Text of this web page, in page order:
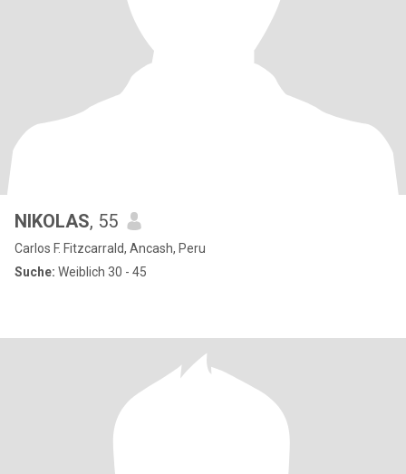
NIKOLAS, 55
Carlos F. Fitzcarrald, Ancash, Peru
Suche: Weiblich 30 - 45